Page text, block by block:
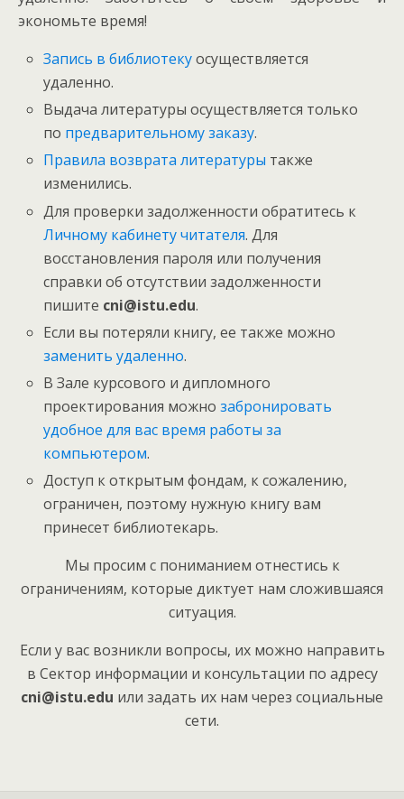
экономьте время!
Запись в библиотекуосуществляется
удаленно.
Выдача литературы осуществляется только
по предварительному заказу.
Правила возврата литературы также
изменились.
Для проверки задолженности обратитесь к
Личному кабинету читателя. Для
восстановления пароля или получения
справки об отсутствии задолженности
пишите cni@istu.edu.
Если вы потеряли книгу, ее также можно
заменить удаленно.
В Зале курсового и дипломного
проектирования можнозабронировать
удобное для вас время работы за
компьютером.
Доступ к открытым фондам, к сожалению,
ограничен, поэтому нужную книгу вам
принесет библиотекарь.
Мы просим с пониманием отнестись к
ограничениям, которые диктует нам сложившаяся
ситуация.
Если у вас возникли вопросы, их можно направить
в Сектор информации и консультации по адресу
cni@istu.edu или задать их нам через социальные
сети.